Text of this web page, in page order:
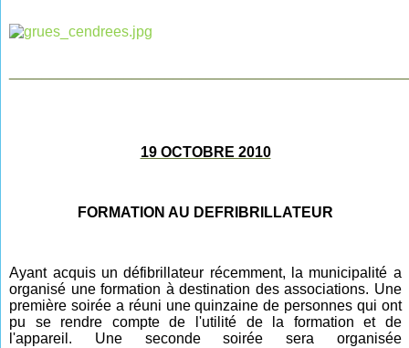
19 OCTOBRE 2010
FORMATION AU DEFRIBRILLATEUR
Ayant acquis un défibrillateur récemment, la municipalité a
organisé une formation à destination des associations. Une
première soirée a réuni une quinzaine de personnes qui ont
pu se rendre compte de l'utilité de la formation et de
l'appareil. Une seconde soirée sera organisée